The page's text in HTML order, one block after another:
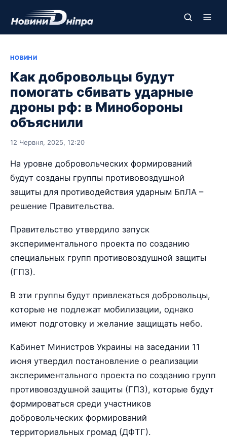
НОВИНИ
Как добровольцы будут
помогать сбивать ударные
дроны рф: в Минобороны
объяснили
12 Червня, 2025, 12:20
На уровне добровольческих формирований
будут созданы группы противовоздушной
защиты для противодействия ударным БпЛА –
решение Правительства.
Правительство утвердило запуск
экспериментального проекта по созданию
специальных групп противовоздушной защиты
(ГПЗ).
В эти группы будут привлекаться добровольцы,
которые не подлежат мобилизации, однако
имеют подготовку и желание защищать небо.
Кабинет Министров Украины на заседании 11
июня утвердил постановление о реализации
экспериментального проекта по созданию групп
противовоздушной защиты (ГПЗ), которые будут
формироваться среди участников
добровольческих формирований
территориальных громад (ДФТГ).